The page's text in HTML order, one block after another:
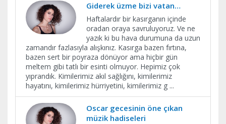
Giderek üzme bizi vatan…
Haftalardır bir kasırganın içinde
oradan oraya savruluyoruz. Ve ne
yazık ki bu hava durumuna da uzun
zamandır fazlasıyla alışkınız. Kasırga bazen fırtına,
bazen sert bir poyraza dönüyor ama hiçbir gün
meltem gibi tatlı bir esinti olmuyor. Hepimiz çok
yıprandık. Kimilerimiz akıl sağlığını, kimilerimiz
hayatını, kimilerimiz hürriyetini, kimilerimiz g ...
Oscar gecesinin öne çıkan
müzik hadiseleri